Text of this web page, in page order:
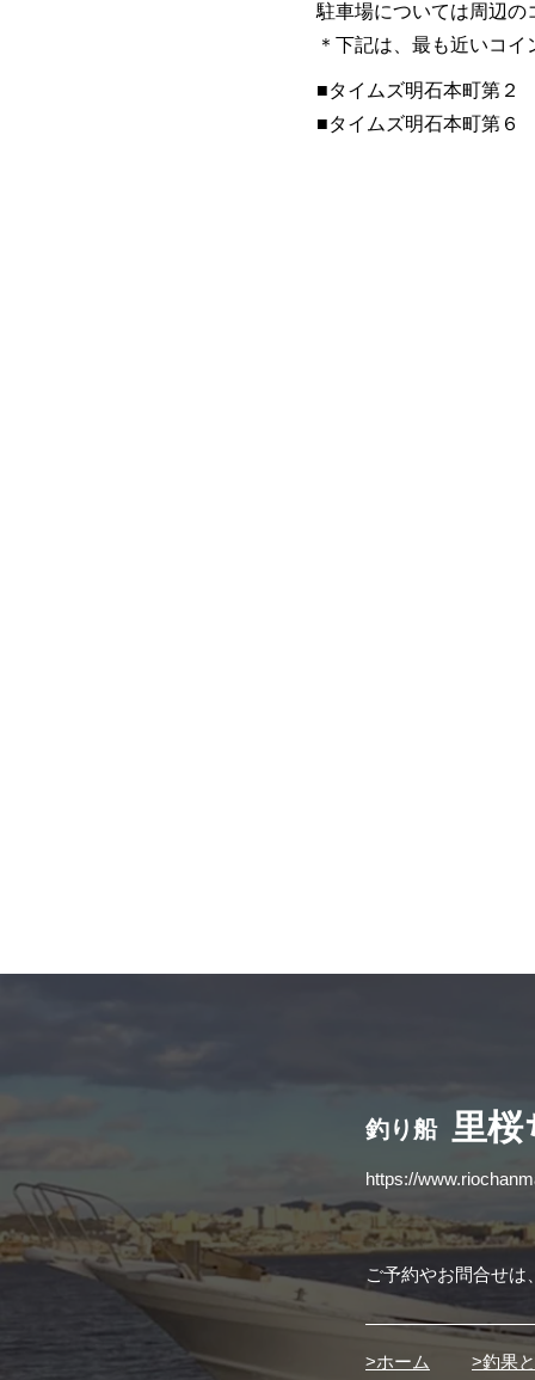
駐車場については周辺の
＊下記は、最も近いコイ
■​タイムズ明石本町第２
​■タイムズ明石本町第６
釣り船 里桜
https://
ご予約やお問合せは
>ホーム >釣果